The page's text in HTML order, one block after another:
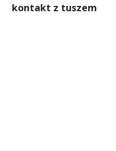
kontakt z tuszem